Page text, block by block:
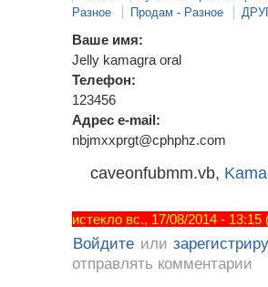
Разное
Продам - Разное
Ваше имя:
Jelly kamagra oral
Телефон:
123456
Адрес e-mail:
nbjmxxprgt@cphphz.com
caveonfubmm.vb,
истекло вс., 17/08/2014 -
Войдите или
отправлять комментарии